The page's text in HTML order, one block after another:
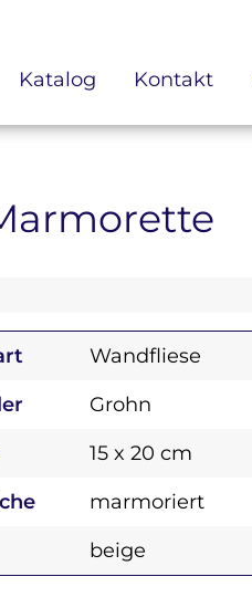
Katalog Kontakt
Wandfliese
Grohn
15 x 20 cm
marmoriert
beige